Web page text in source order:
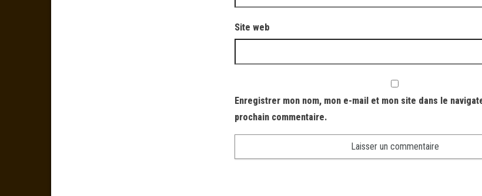
Site web
Enregistrer mon nom, mon e-mail et mon site dans le
prochain commentaire.